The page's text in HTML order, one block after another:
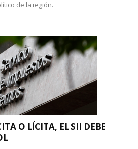
de la región.
O LÍCITA, EL SII DEBE